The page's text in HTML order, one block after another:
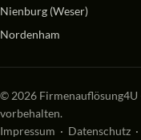
Nienburg (Weser)
Nordenham
© 2026 Firmenauflösung4U
vorbehalten.
Impressum · Datenschutz ·